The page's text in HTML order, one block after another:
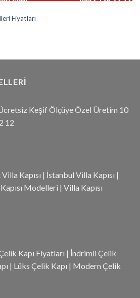
Fiyatları
Keşif Ölçüye Özel Üretim 10
12
Kapısı | İstanbul Villa Kapısı |
Modelleri | Villa Kapısı
Kapı Fiyatları | İndrimli Çelik
| Lüks Çelik Kapı | Modern Çelik